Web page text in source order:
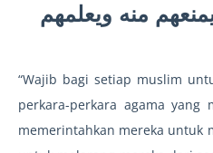
منه ويعلمهم
“Wajib bagi setiap muslim
perkara-perkara agama yang
memerintahkan mereka untuk